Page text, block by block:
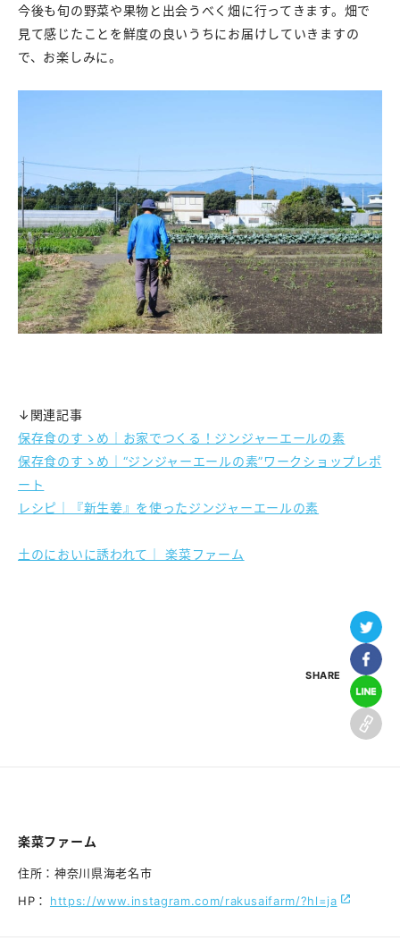
今後も旬の野菜や果物と出会うべく畑に行ってきます。畑で
見て感じたことを鮮度の良いうちにお届けしていきますの
で、お楽しみに。
↓関連記事
保存食のすゝめ｜お家でつくる！ジンジャーエールの素
保存食のすゝめ｜“ジンジャーエールの素”ワークショップレポ
ート
レシピ｜『新生姜』を使ったジンジャーエールの素
土のにおいに誘われて｜ 楽菜ファーム
SHARE
楽菜ファーム
住所： 神奈川県海老名市
HP：
https://www.instagram.com/rakusaifarm/?hl=ja